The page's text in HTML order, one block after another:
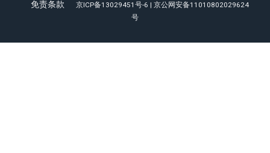
免责条款
京ICP备13029451号-6 | 京公网安备11010802029624
号